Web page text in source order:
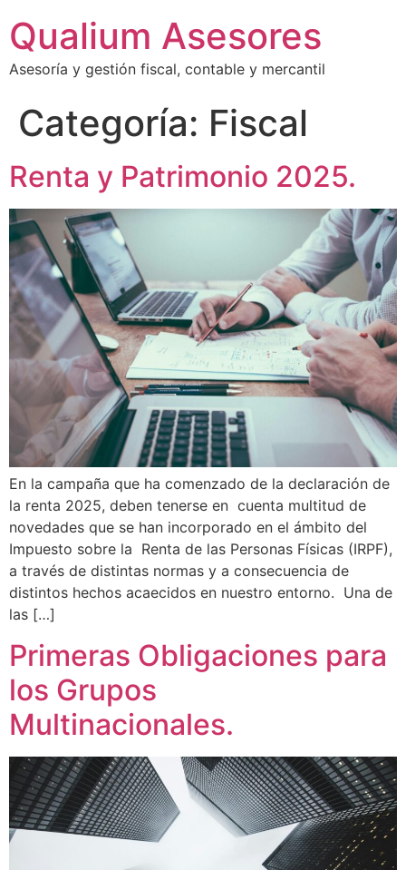
Qualium Asesores
Asesoría y gestión fiscal, contable y mercantil
Categoría: Fiscal
Renta y Patrimonio 2025.
En la campaña que ha comenzado de la declaración de
la renta 2025, deben tenerse en cuenta multitud de
novedades que se han incorporado en el ámbito del
Impuesto sobre la Renta de las Personas Físicas (IRPF),
a través de distintas normas y a consecuencia de
distintos hechos acaecidos en nuestro entorno. Una de
las […]
Primeras Obligaciones para
los Grupos
Multinacionales.